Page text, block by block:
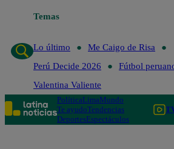
Temas
Lo último
Me Caigo de Risa
Perú Decide 2026
Fútbol
Valentina Valiente
PolíticaLimaMundo
Te ayudoTendencias
DeportesEspectáculos